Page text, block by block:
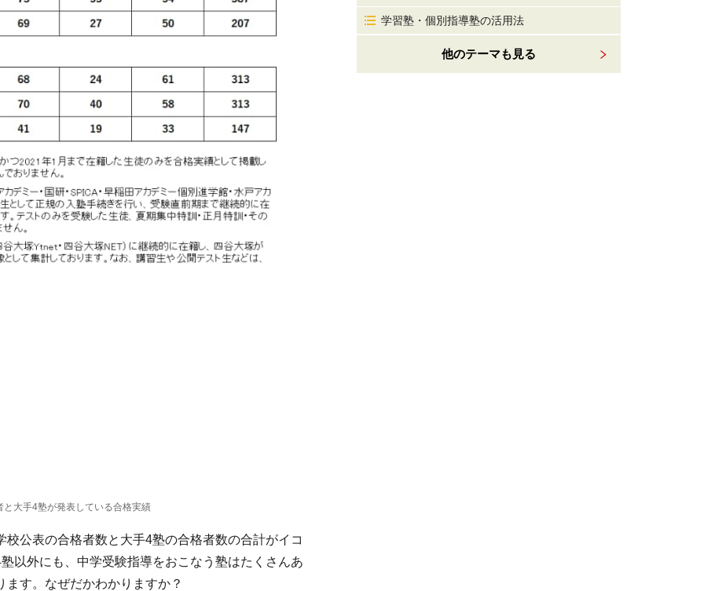
大手4塾が発表している合格実績
公表の合格者数と大手4塾の合格者数の合計がイコ
以外にも、中学受験指導をおこなう塾はたくさんあ
す。なぜだかわかりますか？
学習塾・個別指導塾の活用法
他のテーマも見る